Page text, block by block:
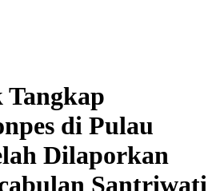
Tangkap
di Pulau
Dilaporkan
Santriwati